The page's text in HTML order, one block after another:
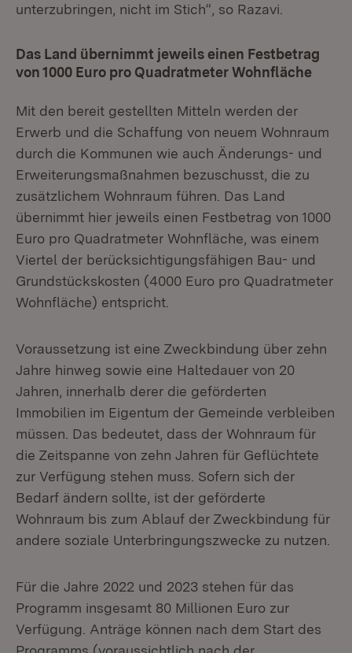
unterzubringen, nicht im Stich“, so Razavi.
Das Land übernimmt jeweils einen Festbetrag
von 1000 Euro pro Quadratmeter Wohnfläche
Mit den bereit gestellten Mitteln werden der
Erwerb und die Schaffung von neuem Wohnraum
durch die Kommunen wie auch Änderungs- und
Erweiterungsmaßnahmen bezuschusst, die zu
zusätzlichem Wohnraum führen. Das Land
übernimmt hier jeweils einen Festbetrag von 1000
Euro pro Quadratmeter Wohnfläche, was einem
Viertel der berücksichtigungsfähigen Bau- und
Grundstückskosten (4000 Euro pro Quadratmeter
Wohnfläche) entspricht.
Voraussetzung ist eine Zweckbindung über zehn
Jahre hinweg sowie eine Haltedauer von 20
Jahren, innerhalb derer die geförderten
Immobilien im Eigentum der Gemeinde verbleiben
müssen. Das bedeutet, dass der Wohnraum für
die Zeitspanne von zehn Jahren für Geflüchtete
zur Verfügung stehen muss. Sofern sich der
Bedarf ändern sollte, ist der geförderte
Wohnraum bis zum Ablauf der Zweckbindung für
andere soziale Unterbringungszwecke zu nutzen.
Für die Jahre 2022 und 2023 stehen für das
Programm insgesamt 80 Millionen Euro zur
Verfügung. Anträge können nach dem Start des